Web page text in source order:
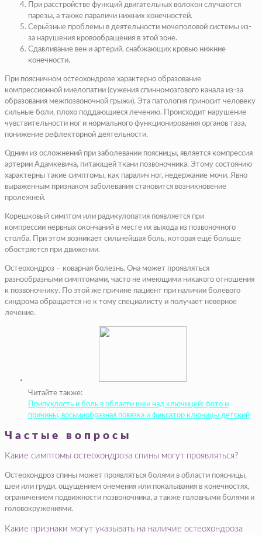
При расстройстве функций двигательных волокон случаются
парезы, а также параличи нижних конечностей.
Серьёзные проблемы в деятельности мочеполовой системы из-
за нарушения кровообращения в этой зоне.
Сдавливание вен и артерий, снабжающих кровью нижние
конечности.
При поясничном остеохондрозе характерно образование
компрессионной миелопатии (сужения спинномозгового канала из-за
образования межпозвоночной грыжи). Эта патология приносит человеку
сильные боли, плохо поддающиеся лечению. Происходит нарушение
чувствительности ног и нормального функционирования органов таза,
понижение рефлекторной деятельности.
Одним из осложнений при заболевании поясницы, является компрессия
артерии Адамкевича, питающей ткани позвоночника. Этому состоянию
характерны такие симптомы, как паралич ног, недержание мочи. Явно
выраженным признаком заболевания становится возникновение
пролежней.
Корешковый симптом или радикулопатия появляется при
компрессии нервных окончаний в месте их выхода из позвоночного
столба. При этом возникает сильнейшая боль, которая ещё больше
обостряется при движении.
Остеохондроз – коварная болезнь. Она может проявляться
разнообразными симптомами, часто не имеющими никакого отношения
к позвоночнику. По этой же причине пациент при наличии болевого
синдрома обращается не к тому специалисту и получает неверное
лечение.
Читайте также:
Припухлость и боль в области шеи над ключицей: фото и
причины, восьмиобразная повязка и фиксатор ключицы детский
Частые вопросы
Какие симптомы остеохондроза спины могут проявляться?
Остеохондроз спины может проявляться болями в области поясницы,
шеи или груди, ощущением онемения или покалывания в конечностях,
ограничением подвижности позвоночника, а также головными болями и
головокружениями.
Какие признаки могут указывать на наличие остеохондроза